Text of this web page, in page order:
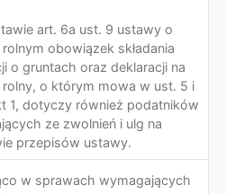
art. 6a ust. 9 ustawy o
obowiązek składania
o gruntach oraz deklaracji na
o którym mowa w ust. 5 i
1, dotyczy również podatników
ze zwolnień i ulg na
przepisów ustawy.
w sprawach wymagających